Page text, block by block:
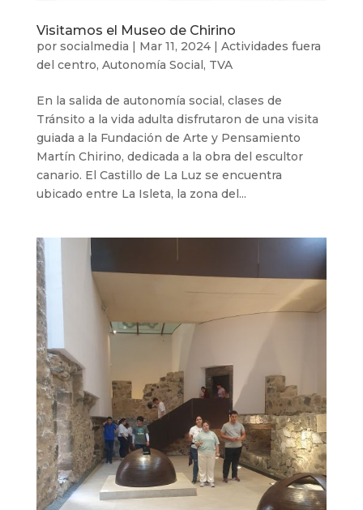
Visitamos el Museo de Chirino
por socialmedia | Mar 11, 2024| Actividades fuera
del centro, Autonomía Social, TVA
En la salida de autonomía social, clases de
Tránsito a la vida adulta disfrutaron de una visita
guiada a la Fundación de Arte y Pensamiento
Martín Chirino, dedicada a la obra del escultor
canario. El Castillo de La Luz se encuentra
ubicado entre La Isleta, la zona del...